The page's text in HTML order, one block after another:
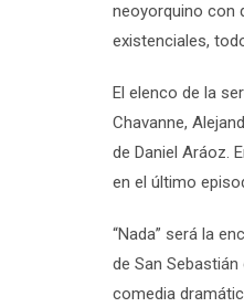
neoyorquino con
existenciales,
El elenco de la
Chavanne,
de Daniel Aráoz.
en el último
“Nada” será la
de San Sebastián
comedia